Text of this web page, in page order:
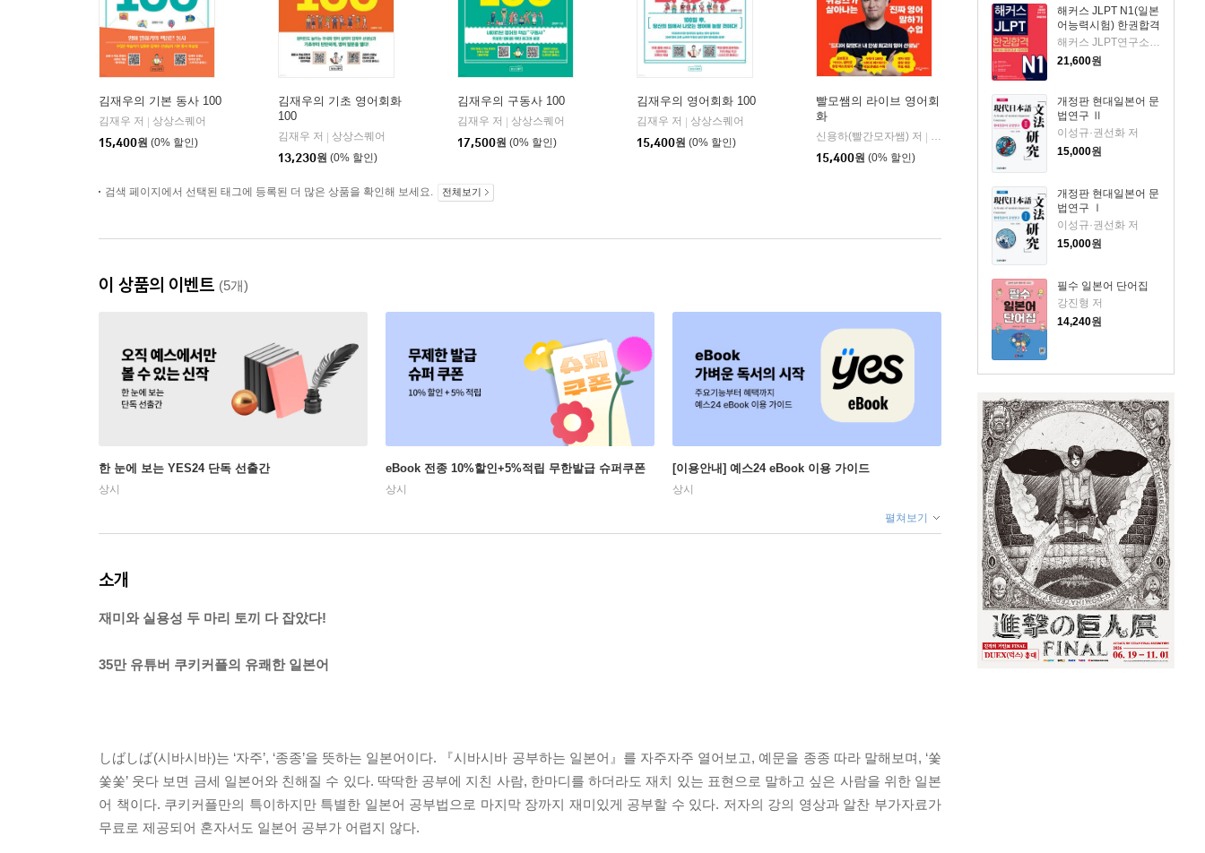
해커스 JLPT N1(일본
어능력시험) 한권합격
21,600원
개정판 현대일본어 문
법연구 Ⅱ
이성규·권선화 저
15,000원
개정판 현대일본어 문
법연구 Ⅰ
이성규·권선화 저
15,000원
필수 일본어 단어집
강진형 저
14,240원
김재우의 기본 동사 100
김재우 저 | 상상스퀘어
15,400원 (0% 할인)
김재우의 기초 영어회화
100
김재우 저 | 상상스퀘어
13,230원 (0% 할인)
김재우의 구동사 100
김재우 저 | 상상스퀘어
17,500원 (0% 할인)
김재우의 영어회화 100
김재우 저 | 상상스퀘어
15,400원 (0% 할인)
빨모쌤의 라이브 영어회
화
신용하(빨간모자쌤) 저 |
웅진지식하우스
15,400원 (0% 할인)
검색 페이지에서 선택된 태그에 등록된 더 많은 상품을 확인해 보세요. 전체보기
이 상품의 이벤트 (5개)
한 눈에 보는 YES24 단독 선출간
상시
eBook 전종 10%할인+5%적립 무한발급 슈퍼쿠폰
상시
[이용안내] 예스24 eBook 이용 가이드
상시
펼쳐보기
소개
재미와 실용성 두 마리 토끼 다 잡았다!
35만 유튜버 쿠키커플의 유쾌한 일본어
しばしば(시바시바)는 ‘자주’, ‘종종’을 뜻하는 일본어이다. 『시바시바 공부하는 일본어』를 자주자주 열어보고, 예문을 종종 따라 말해보며, ‘쏯
쏯쏯’ 웃다 보면 금세 일본어와 친해질 수 있다. 딱딱한 공부에 지친 사람, 한마디를 하더라도 재치 있는 표현으로 말하고 싶은 사람을 위한 일본
어 책이다. 쿠키커플만의 특이하지만 특별한 일본어 공부법으로 마지막 장까지 재미있게 공부할 수 있다. 저자의 강의 영상과 알찬 부가자료가
무료로 제공되어 혼자서도 일본어 공부가 어렵지 않다.